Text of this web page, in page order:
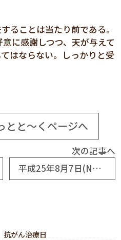
ることは当たり前である。
に感謝しつつ、天が与えて
はならない。しっかりと受
とと～くページへ
次の記事へ
平成25年8月7日(No6075) 講座も夏休み
がん治療日